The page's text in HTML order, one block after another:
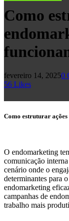
Como
fevereiro 14, 20250
56 Likes
Como estruturar
O endomarketing
comunicação
cenário onde o
determinantes para
endomarketing
campanhas de
trabalho mais